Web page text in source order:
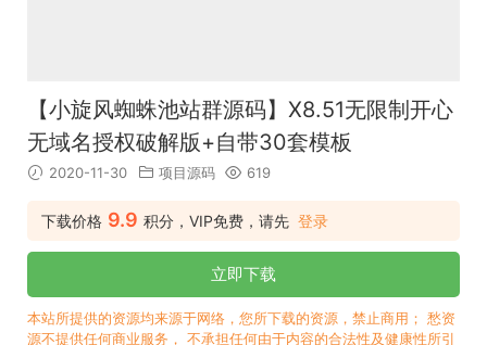
【小旋风蜘蛛池站群源码】X8.51无限制开心
无域名授权破解版+自带30套模板
2020-11-30 项目源码 619
下载价格 9.9 积分，VIP免费，请先 登录
立即下载
本站所提供的资源均来源于网络，您所下载的资源，禁止商用； 愁资
源不提供任何商业服务， 不承担任何由于内容的合法性及健康性所引